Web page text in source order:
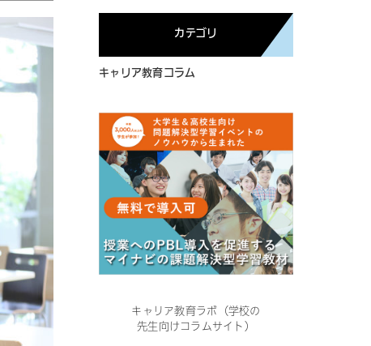
カテゴリ
キャリア教育コラム
キャリア教育ラボ（学校の
先生向けコラムサイト）